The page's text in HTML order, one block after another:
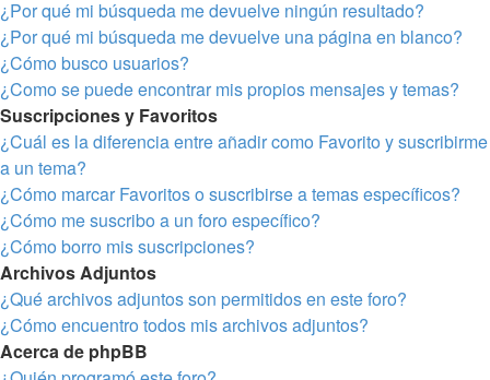
¿Por qué mi búsqueda me devuelve ningún resultado?
¿Por qué mi búsqueda me devuelve una página en blanco?
¿Cómo busco usuarios?
¿Como se puede encontrar mis propios mensajes y temas?
Suscripciones y Favoritos
¿Cuál es la diferencia entre añadir como Favorito y suscribirme
a un tema?
¿Cómo marcar Favoritos o suscribirse a temas específicos?
¿Cómo me suscribo a un foro específico?
¿Cómo borro mis suscripciones?
Archivos Adjuntos
¿Qué archivos adjuntos son permitidos en este foro?
¿Cómo encuentro todos mis archivos adjuntos?
Acerca de phpBB